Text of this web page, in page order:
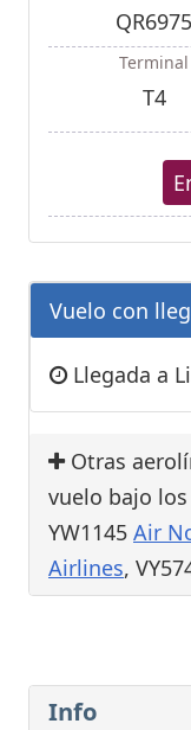
QR6975
Terminal
T4
Vuelo con
Llegada a
Otras
vuelo bajo
YW1145 Air
Airlines,
Info